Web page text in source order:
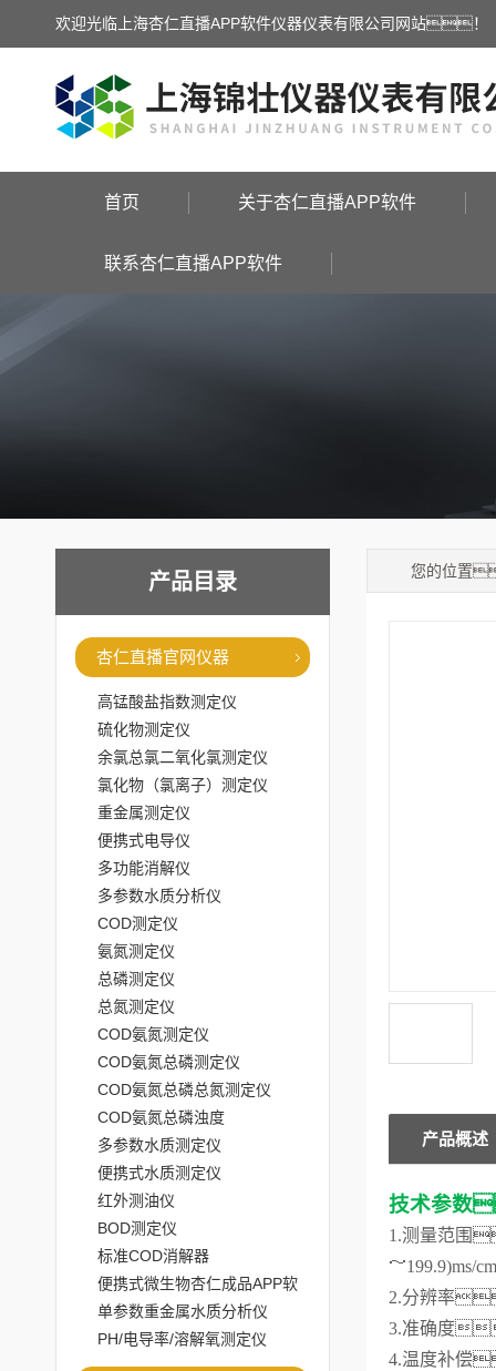
欢迎光临上海杏仁直播APP软件仪器仪表有限公司网站！
首页 关于杏仁直播APP软件
联系杏仁直播APP软件
产品目录
杏仁直播官网仪器
高锰酸盐指数测定仪
硫化物测定仪
余氯总氯二氧化氯测定仪
氯化物（氯离子）测定仪
重金属测定仪
便携式电导仪
多功能消解仪
多参数水质分析仪
COD测定仪
氨氮测定仪
总磷测定仪
总氮测定仪
COD氨氮测定仪
COD氨氮总磷测定仪
COD氨氮总磷总氮测定仪
COD氨氮总磷浊度
多参数水质测定仪
便携式水质测定仪
红外测油仪
BOD测定仪
标准COD消解器
便携式微生物杏仁成品APP软
件直播大全
单参数重金属水质分析仪
PH/电导率/溶解氧测定仪
您的位置
产品概述
技术参数
1.测量范围
～
2.分辨率
3.准确度
4.温度补偿